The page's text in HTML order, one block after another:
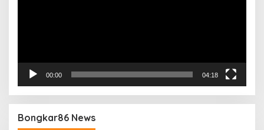
00:00 04:18
Bongkar86 News